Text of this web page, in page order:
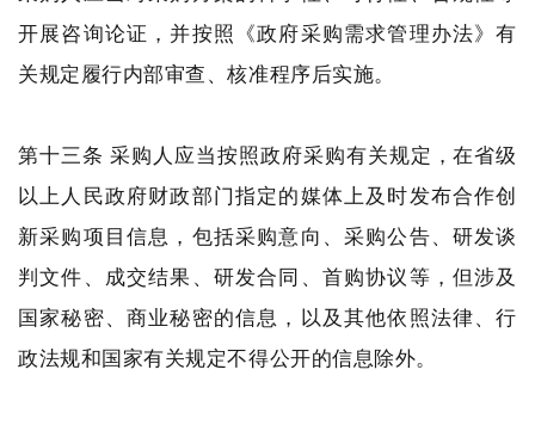
开展咨询论证，并按照《政府采购需求管理办法》有
关规定履行内部审查、核准程序后实施。
第十三条 采购人应当按照政府采购有关规定，在省级
以上人民政府财政部门指定的媒体上及时发布合作创
新采购项目信息，包括采购意向、采购公告、研发谈
判文件、成交结果、研发合同、首购协议等，但涉及
国家秘密、商业秘密的信息，以及其他依照法律、行
政法规和国家有关规定不得公开的信息除外。